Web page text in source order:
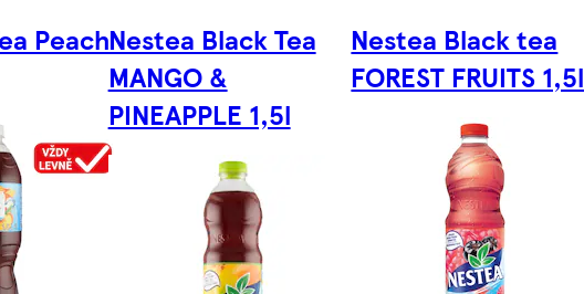
PeachNestea Black Tea
MANGO &
PINEAPPLE 1,5l
Nestea Black tea
FOREST FRUITS 1,5l